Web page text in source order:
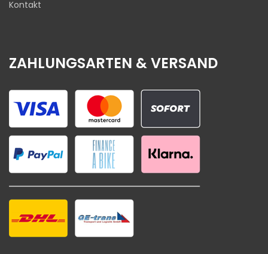
Kontakt
ZAHLUNGSARTEN & VERSAND